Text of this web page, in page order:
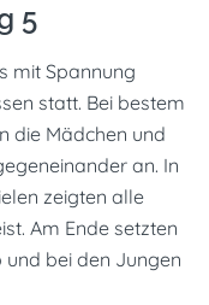
5
mit Spannung
statt. Bei bestem
die Mädchen und
an. In
zeigten alle
Am Ende setzten
und bei den Jungen